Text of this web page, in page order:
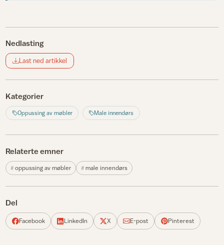
Nedlasting
Last ned artikkel
Kategorier
Oppussing av møbler Male innendørs
Relaterte emner
oppussing av møbler male innendørs
Del
Facebook LinkedIn X E-post Pinterest